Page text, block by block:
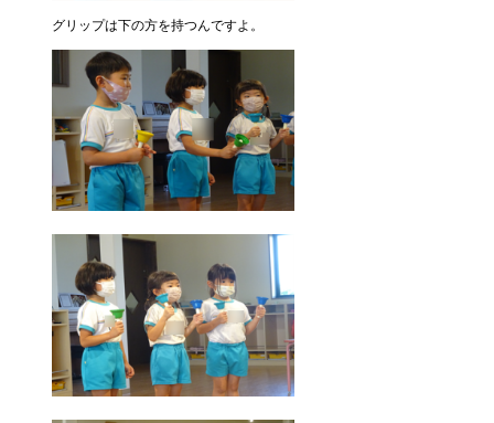
グリップは下の方を持つんですよ。